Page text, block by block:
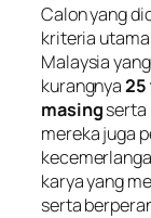
Calon yang
kriteria
Malaysia
kurangnya25
masingserta
mereka juga
karya yang
serta